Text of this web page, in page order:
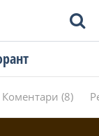
Коментари (8)